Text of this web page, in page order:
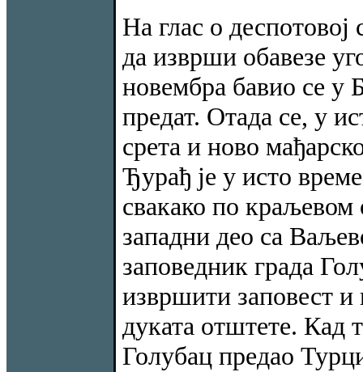
На глас о
да изврши обавезе
новембра бавио се у
предат. Отада се, у
срета и ново
Ђурађ је у исто
свакако по
западни део са
заповедник града
извршити заповест
дуката отштете. Кад
Голубац предао